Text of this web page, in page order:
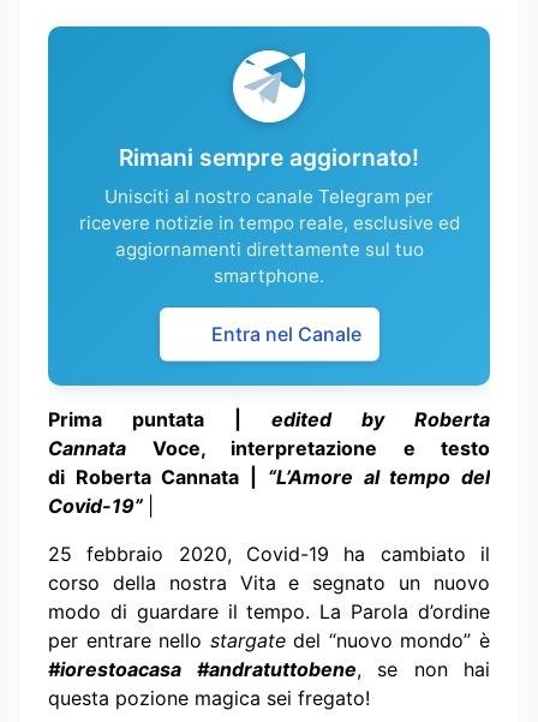
Rimani sempre aggiornato!
Unisciti al nostro canale Telegram per
ricevere notizie in tempo reale, esclusive ed
aggiornamenti direttamente sul tuo
smartphone.
Entra nel Canale
Prima puntata | edited by Roberta
Cannata Voce, interpretazione e testo
di Roberta Cannata | “L’Amore al tempo del
Covid-19”
25 febbraio 2020, Covid-19 ha cambiato il
corso della nostra Vita e segnato un nuovo
modo di guardare il tempo. La Parola d’ordine
per entrare nello stargatedel “nuovo mondo” è
#iorestoacasa #andratuttobene, se non hai
questa pozione magica sei fregato!